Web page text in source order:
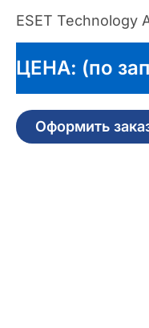
ESET Technology
ЦЕНА: (по
Оформить